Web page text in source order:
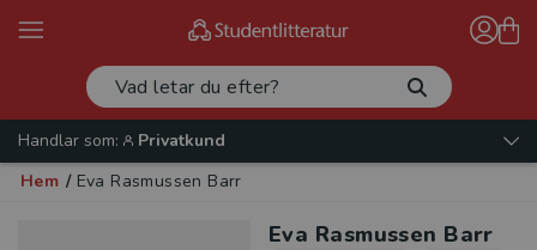
Handlar som:
Privatkund
Hem / Eva Rasmussen Barr
Eva Rasmussen Barr